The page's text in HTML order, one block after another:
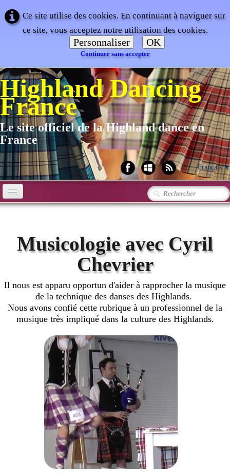
Ce site utilise des cookies. En continuant à naviguer sur
ce site, vous acceptez notre utilisation des cookies.
Personnaliser OK
Continuer sans accepter
Highland Dancing
France
Le site officiel de la Highland dance en
France
Français▼
Tutoriels▼
Cornemuse▼
Informations▼
Musicologie avec Cyril
Chevrier
Il nous est apparu opportun d'aider à rapprocher la musique
de la technique des danses des Highlands.
Nous avons confié cette rubrique à un professionnel de la
musique très impliqué dans la culture des Highlands.